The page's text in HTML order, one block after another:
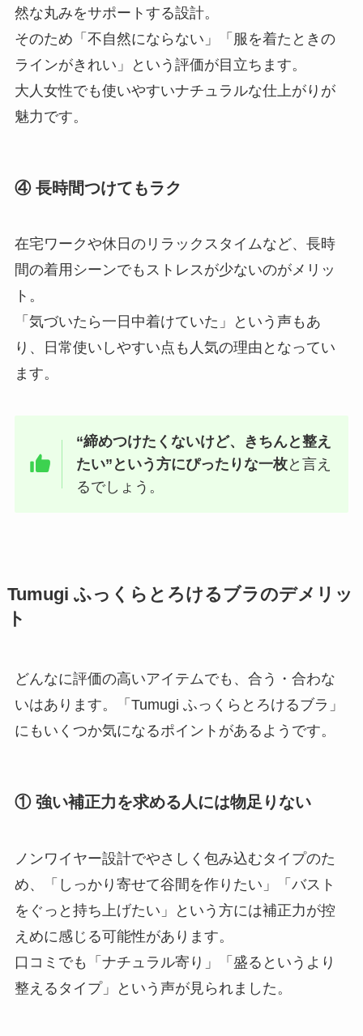
然な丸みをサポートする設計。
そのため「不自然にならない」「服を着たときの
ラインがきれい」という評価が目立ちます。
大人女性でも使いやすいナチュラルな仕上がりが
魅力です。
④ 長時間つけてもラク
在宅ワークや休日のリラックスタイムなど、長時
間の着用シーンでもストレスが少ないのがメリッ
ト。
「気づいたら一日中着けていた」という声もあ
り、日常使いしやすい点も人気の理由となってい
ます。
“締めつけたくないけど、きちんと整え
たい”という方にぴったりな一枚と言え
るでしょう。
Tumugi ふっくらとろけるブラのデメリッ
ト
どんなに評価の高いアイテムでも、合う・合わな
いはあります。「Tumugi ふっくらとろけるブラ」
にもいくつか気になるポイントがあるようです。
① 強い補正力を求める人には物足りない
ノンワイヤー設計でやさしく包み込むタイプのた
め、「しっかり寄せて谷間を作りたい」「バスト
をぐっと持ち上げたい」という方には補正力が控
えめに感じる可能性があります。
口コミでも「ナチュラル寄り」「盛るというより
整えるタイプ」という声が見られました。